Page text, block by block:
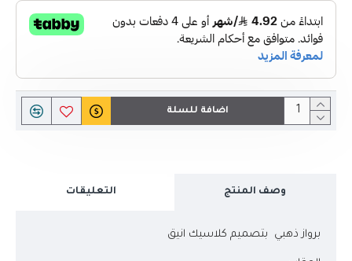
اضافة للسلة
وصف المنتج التعليقات
برواز ذهبي بتصميم كلاسيك انيق